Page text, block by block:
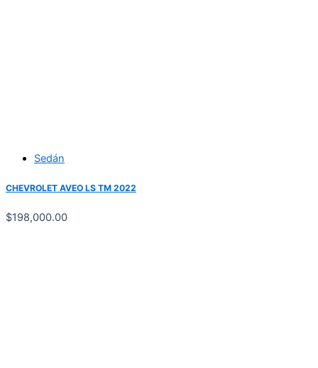
Sedán
CHEVROLET AVEO LS TM 2022
$198,000.00